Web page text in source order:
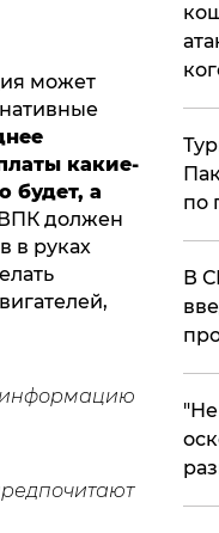
может
какие-
будет, а
должен
в руках
информацию
по
В